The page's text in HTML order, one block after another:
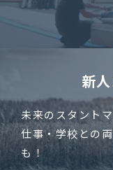
新
未来のスタント
仕事・学校との
も！